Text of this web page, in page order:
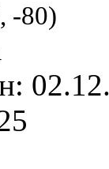
, -80)